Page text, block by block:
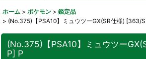
ホーム > ポケモン > 鑑定品
> (No.375)【PSA10】ミュウツーGX(SR仕様) [363/
(No.375)【PSA10】ミュウツー
P] P